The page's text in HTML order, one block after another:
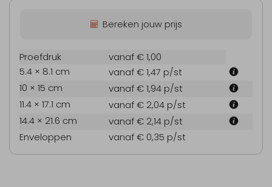
Bereken jouw prijs
Proefdruk
vanaf € 1,00
5.4 × 8.1 cm
vanaf € 1,47 p/st
10 × 15 cm
vanaf € 1,94 p/st
11.4 × 17.1 cm
vanaf € 2,04 p/st
14.4 × 21.6 cm
vanaf € 2,14 p/st
Enveloppen
vanaf € 0,35 p/st